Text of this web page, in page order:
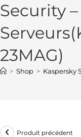
Security
23MAG)
> Shop > Kaspersky
Produit précédent